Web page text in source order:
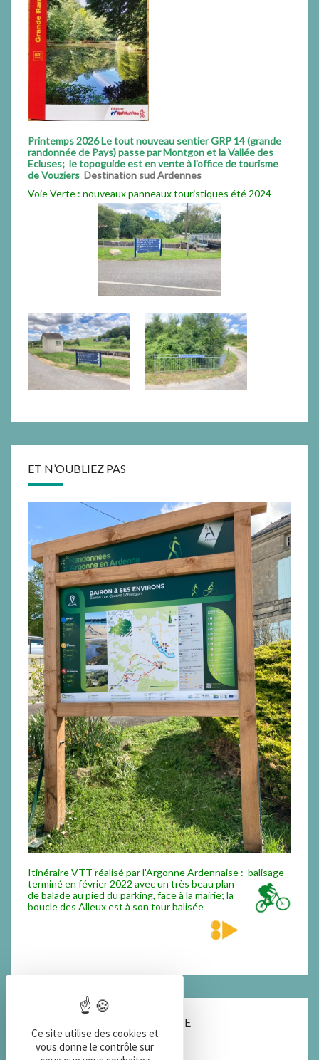
Printemps 2026 Le tout nouveau sentier GRP 14 (grande
randonnée de Pays) passe par Montgon et la Vallée des
Ecluses; le topoguide est en vente à l'office de tourisme
de Vouziers Destination sud Ardennes
Voie Verte : nouveaux panneaux touristiques été 2024
ET N’OUBLIEZ PAS
Itinéraire VTT réalisé par l'Argonne Ardennaise : balisage
terminé en février 2022 avec un très beau plan
de balade au pied du parking, face à la mairie; la
boucle des Alleux est à son tour balisée
COORDONNEES DE LA MAIRIE
3 place de la Mairie 08390 MONTGON
Ce site utilise des cookies et
vous donne le contrôle sur